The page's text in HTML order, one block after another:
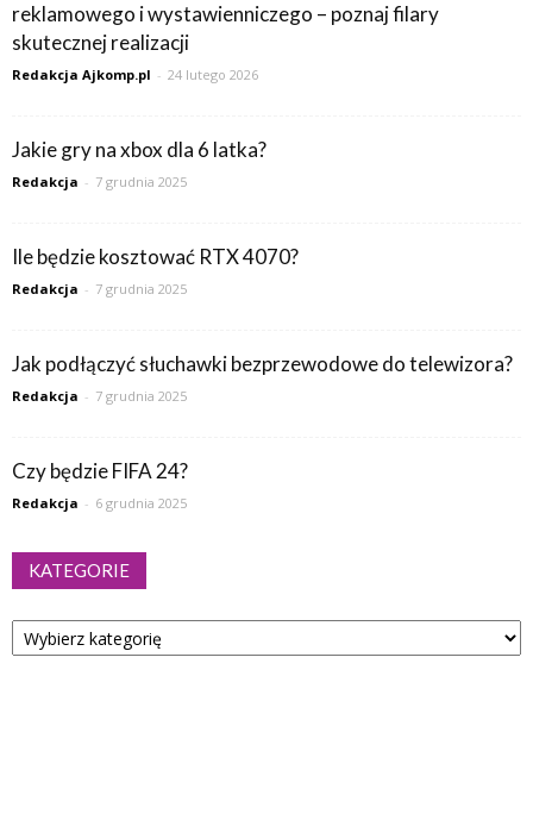
reklamowego i wystawienniczego – poznaj filary
skutecznej realizacji
Redakcja Ajkomp.pl - 24 lutego 2026
Jakie gry na xbox dla 6 latka?
Redakcja - 7 grudnia 2025
Ile będzie kosztować RTX 4070?
Redakcja - 7 grudnia 2025
Jak podłączyć słuchawki bezprzewodowe do telewizora?
Redakcja - 7 grudnia 2025
Czy będzie FIFA 24?
Redakcja - 6 grudnia 2025
KATEGORIE
Kategorie